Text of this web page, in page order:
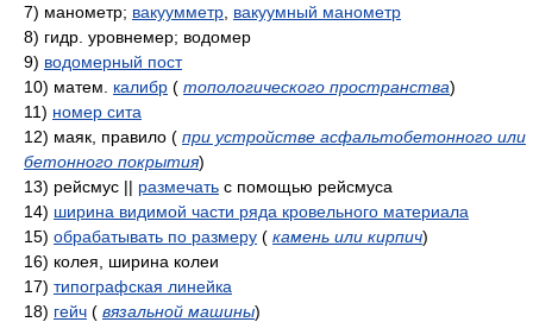
7) манометр; вакуумметр вакуумный манометр
8) гидр. уровнемер; водомер
9) водомерный пост
10) матем. калибр ( топологического пространства)
11) номер сита
12) маяк, правило ( при устройстве асфальтобетонного или
бетонного покрытия)
13) рейсмус || размечать с помощью рейсмуса
14) ширина видимой части ряда кровельного материала
15) обрабатывать по размеру ( камень или кирпич)
16) колея, ширина колеи
17) типографская линейка
18) гейч ( вязальной машины)